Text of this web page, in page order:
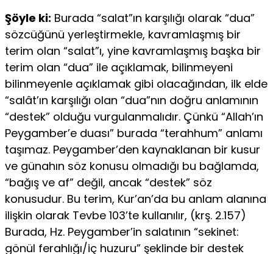
Şöyle ki: Burada “salat”ın karşılığı olarak “dua”
sözcüğünü yerleştirmekle, kavramlaşmış bir
terim olan “salat”ı, yine kavramlaşmış başka bir
terim olan “dua” ile açıklamak, bilinmeyeni
bilinmeyenle açıklamak gibi olacağından, ilk elde
“salât’ın karşılığı olan “dua”nın doğru anlamının
“destek” olduğu vurgulanmalıdır. Çünkü “Allah’ın
Peygamber’e duası” burada “terahhum” anlamı
taşımaz. Peygamber’den kaynaklanan bir kusur
ve günahın söz konusu olmadığı bu bağlamda,
“bağış ve af” değil, ancak “destek” söz
konusudur. Bu terim, Kur’an’da bu anlam alanına
ilişkin olarak Tevbe 103’te kullanılır, (krş. 2.157)
Burada, Hz. Peygamber’in salatının “sekinet:
gönül ferahlığı/iç huzuru” şeklinde bir destek